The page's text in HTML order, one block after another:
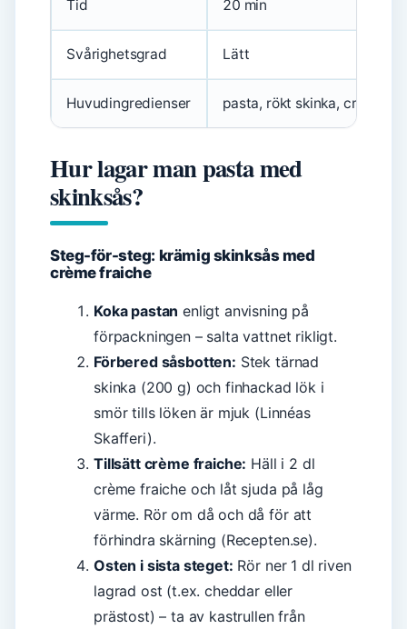
Tid 20 min
Svårighetsgrad Lätt
Huvudingredienser pasta, rökt skinka, crème
Hur lagar man pasta med
skinksås?
Steg-för-steg: krämig skinksås med
crème fraiche
Koka pastan enligt anvisning på
förpackningen – salta vattnet rikligt.
Förbered såsbotten: Stek tärnad
skinka (200 g) och finhackad lök i
smör tills löken är mjuk (Linnéas
Skafferi).
Tillsätt crème fraiche: Häll i 2 dl
crème fraiche och låt sjuda på låg
värme. Rör om då och då för att
förhindra skärning (Recepten.se).
Osten i sista steget: Rör ner 1 dl riven
lagrad ost (t.ex. cheddar eller
prästost) – ta av kastrullen från